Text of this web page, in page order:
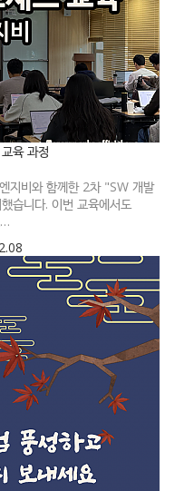
육 과정
지비와 함께한 2차 "SW 개발
습니다. 이번 교육에서도
…